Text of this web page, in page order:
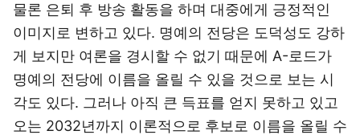
물론 은퇴 후 방송 활동을 하며 대중에게 긍정적인
이미지로 변하고 있다. 명예의 전당은 도덕성도 강하
게 보지만 여론을 경시할 수 없기 때문에 A-로드가
명예의 전당에 이름을 올릴 수 있을 것으로 보는 시
각도 있다. 그러나 아직 큰 득표를 얻지 못하고 있고
오는 2032년까지 이론적으로 후보로 이름을 올릴 수